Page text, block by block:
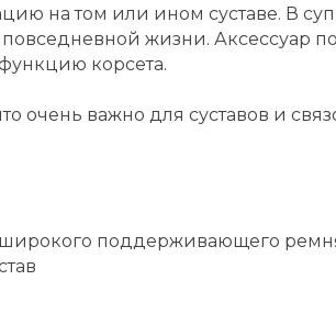
на том или ином суставе. В
повседневной жизни. Аксессуар
корсета.
очень важно для суставов и
поддерживающего